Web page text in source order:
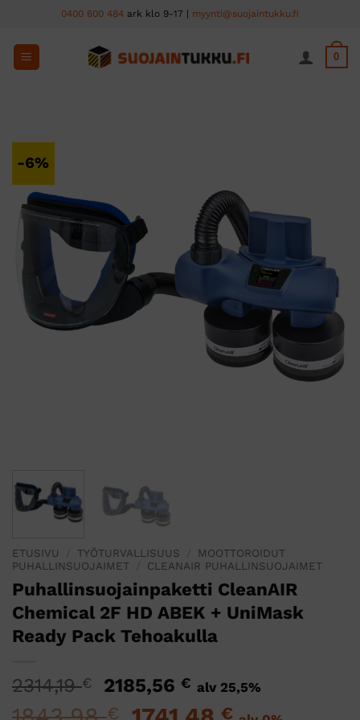
content
0400 600 484 ark klo 9-17 | myynti@suojaintukku.fi
0
-6%
ETUSIVU TYÖTURVALLISUUS
MOOTTOROIDUT
PUHALLINSUOJAIMET
CLEANAIR PUHALLINSUOJAIMET
Puhallinsuojainpaketti CleanAIR
Chemical 2F HD ABEK + UniMask
Ready Pack Tehoakulla
2314,19€
Alkuperäinen
hinta
2185,56€ Nykyinen
hinta
alv 25,5%
€
Alkuperäinen
€Nykyinen